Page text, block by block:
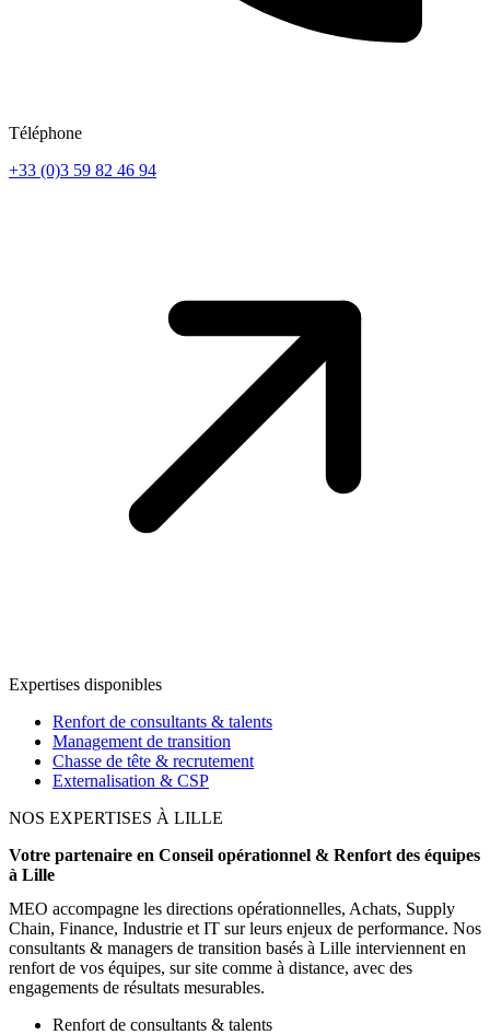
Téléphone
+33 (0)3 59 82 46 94
Expertises disponibles
Renfort de consultants & talents
Management de transition
Chasse de tête & recrutement
Externalisation & CSP
NOS EXPERTISES À LILLE
Votre partenaire en Conseil opérationnel & Renfort des équipes
à Lille
MEO accompagne les directions opérationnelles, Achats, Supply
Chain, Finance, Industrie et IT sur leurs enjeux de performance. Nos
consultants & managers de transition basés à Lille interviennent en
renfort de vos équipes, sur site comme à distance, avec des
engagements de résultats mesurables.
Renfort de consultants & talents